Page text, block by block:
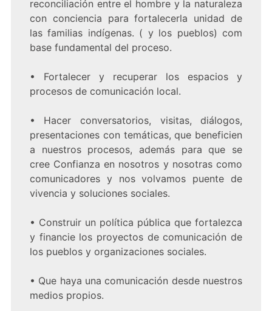
reconciliación entre el hombre y la naturaleza
con conciencia para fortalecerla unidad de
las familias indígenas. ( y los pueblos) com
base fundamental del proceso.
•
Fortalecer y recuperar los espacios y
procesos de comunicación local.
•
Hacer conversatorios, visitas, diálogos,
presentaciones con temáticas, que beneficien
a nuestros procesos, además para que se
cree Confianza en nosotros y nosotras como
comunicadores y nos volvamos puente de
vivencia y soluciones sociales.
• Construir un política pública que fortalezca
y financie los proyectos de comunicación de
los pueblos y organizaciones sociales.
• Que haya una comunicación desde nuestros
medios propios.